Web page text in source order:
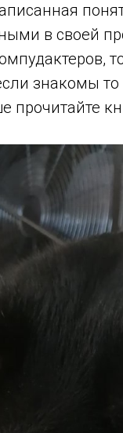
в своей
знакомы то
прочитайте